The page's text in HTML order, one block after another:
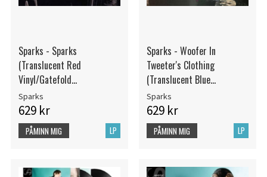
Sparks - Sparks
(Translucent Red
Vinyl/Gatefold
Cover/Limited Edition)
(Rsd)
Sparks
629 kr
LP
PÅMINN MIG
Sparks - Woofer In
Tweeter's Clothing
(Translucent Blue
Vinyl/Limited Edition) (Rsd)
Sparks
629 kr
LP
PÅMINN MIG